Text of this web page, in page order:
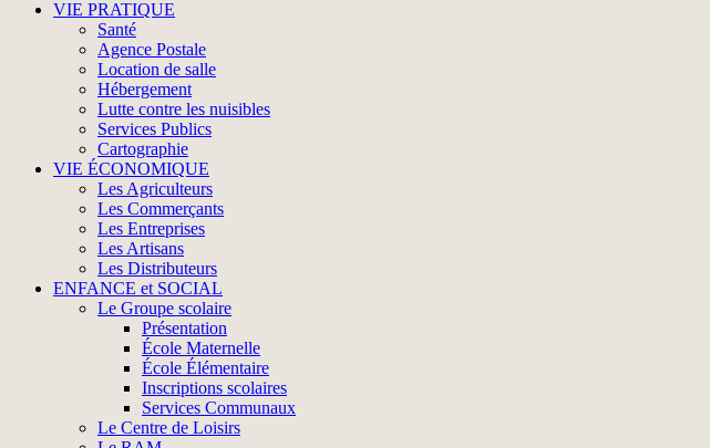
VIE PRATIQUE
Santé
Agence Postale
Location de salle
Hébergement
Lutte contre les nuisibles
Services Publics
Cartographie
VIE ÉCONOMIQUE
Les Agriculteurs
Les Commerçants
Les Entreprises
Les Artisans
Les Distributeurs
ENFANCE et SOCIAL
Le Groupe scolaire
Présentation
École Maternelle
École Élémentaire
Inscriptions scolaires
Services Communaux
Le Centre de Loisirs